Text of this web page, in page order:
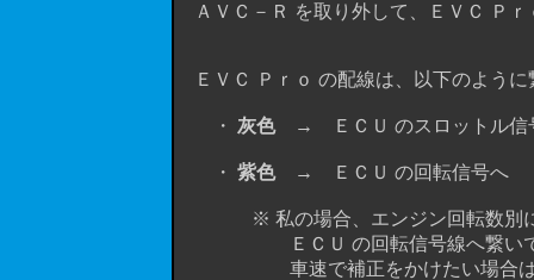
ＡＶＣ－Ｒ を取り外して、ＥＶＣ Ｐ
ＥＶＣ Ｐｒｏ の配線は、以下のように
・ 灰色→ ＥＣＵ のスロットル信
・ 紫色→ ＥＣＵ の回転信号へ （
※ 私の場合、エンジン回転数別に補
ＥＣＵ の回転信号線へ繋いで
車速で補正をかけたい場合は、Ｅ